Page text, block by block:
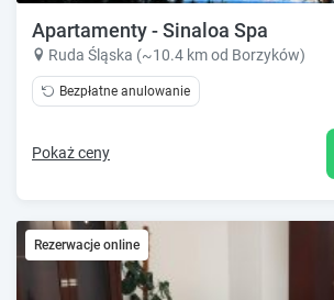
Apartamenty - Sinaloa Spa
Ruda Śląska (~10.4 km od Borzyków)
Bezpłatne anulowanie
Pokaż ceny
Rezerwacje online